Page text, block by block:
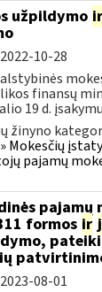
užpildymo ir
2022-10-28
finansų
19 d.
žinyno
Mokesčių
pajamų
pajamų
formos ir
2023-08-01